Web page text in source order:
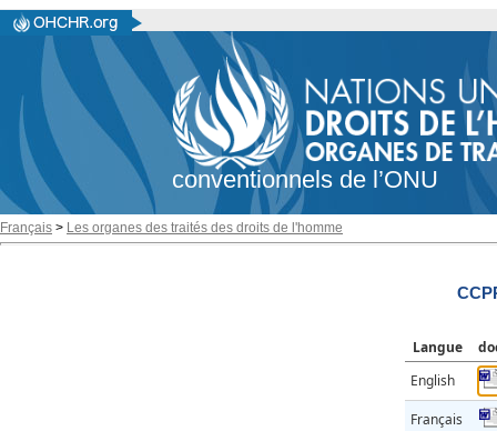
conventionnels de l’ONU
Français > Les organes des traités des droits de l'homme
Langue
English
Français